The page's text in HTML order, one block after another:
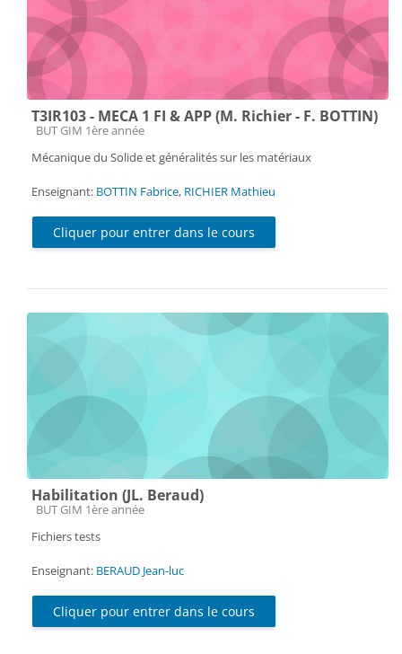
T3IR103 - MECA 1 FI & APP (M. Richier - F. BOTTIN)
Catégorie de cours
BUT GIM 1ère année
Mécanique du Solide et généralités sur les matériaux
Enseignant: BOTTIN Fabrice, RICHIER Mathieu
Cliquer pour entrer dans le cours
Habilitation (JL. Beraud)
Catégorie de cours
BUT GIM 1ère année
Fichiers tests
Enseignant: BERAUD Jean-luc
Cliquer pour entrer dans le cours